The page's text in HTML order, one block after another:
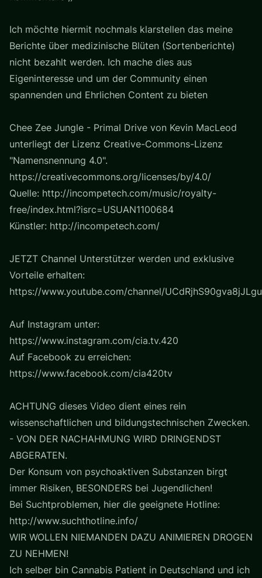
Ich möchte hiermit nochmals klarstellen das meine
Berichte über medizinische Blüten (Sortenberichte)
nicht bezahlt werden. Ich mache dies aus
Eigeninteresse und um der Community einen
spannenden und Ehrlichen Content zu bieten
Chee Zee Jungle - Primal Drive von Kevin MacLeod
unterliegt der Lizenz Creative-Commons-Lizenz
"Namensnennung 4.0".
https://creativecommons.org/licenses/by/4.0/
Quelle: http://incompetech.com/music/royalty-
free/index.html?isrc=USUAN1100684
Künstler: http://incompetech.com/
JETZT Channel Unterstützer werden und exklusive
Vorteile erhalten:
https://www.youtube.com/channel/
Auf Instagram unter:
https://www.instagram.com/cia.tv.420
Auf Facebook zu erreichen:
https://www.facebook.com/cia420tv
ACHTUNG dieses Video dient eines rein
wissenschaftlichen und bildungstechnischen Zwecken.
- VON DER NACHAHMUNG WIRD DRINGENDST
ABGERATEN.
Der Konsum von psychoaktiven Substanzen birgt
immer Risiken, BESONDERS bei Jugendlichen!
Bei Suchtproblemen, hier die geeignete Hotline:
http://www.suchthotline.info/
WIR WOLLEN NIEMANDEN DAZU ANIMIEREN DROGEN
ZU NEHMEN!
Ich selber bin Cannabis Patient in Deutschland und ich